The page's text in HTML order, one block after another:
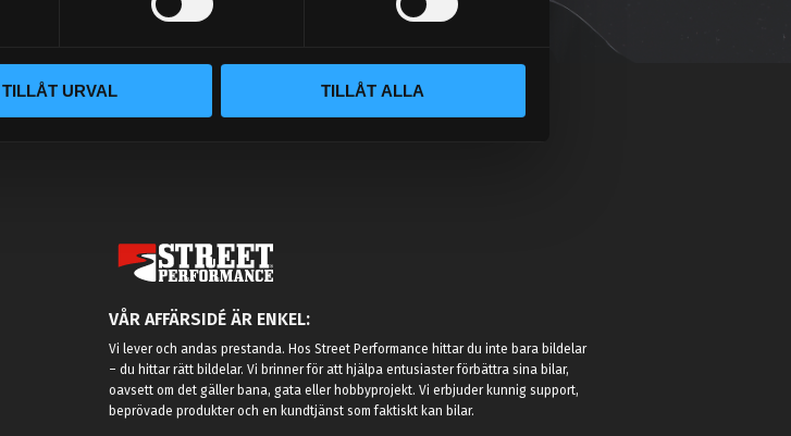
TILLÅT URVAL TILLÅT ALLA
VÅR AFFÄRSIDÉ ÄR ENKEL:
Vi lever och andas prestanda. Hos Street Performance hittar du inte bara bildelar
– du hittar rätt bildelar. Vi brinner för att hjälpa entusiaster förbättra sina bilar,
oavsett om det gäller bana, gata eller hobbyprojekt. Vi erbjuder kunnig support,
beprövade produkter och en kundtjänst som faktiskt kan bilar.